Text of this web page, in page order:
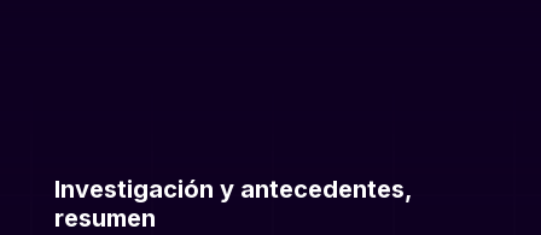
Investigación y antecedentes,
resumen